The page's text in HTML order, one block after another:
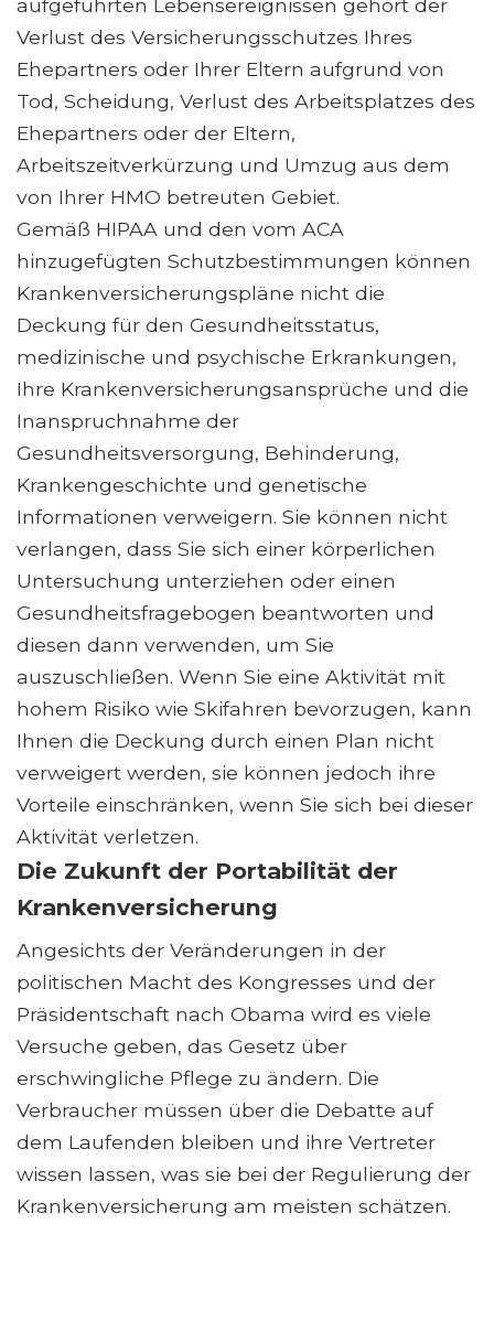
aufgeführten Lebensereignissen gehört der
Verlust des Versicherungsschutzes Ihres
Ehepartners oder Ihrer Eltern aufgrund von
Tod, Scheidung, Verlust des Arbeitsplatzes des
Ehepartners oder der Eltern,
Arbeitszeitverkürzung und Umzug aus dem
von Ihrer HMO betreuten Gebiet.
Gemäß HIPAA und den vom ACA
hinzugefügten Schutzbestimmungen können
Krankenversicherungspläne nicht die
Deckung für den Gesundheitsstatus,
medizinische und psychische Erkrankungen,
Ihre Krankenversicherungsansprüche und die
Inanspruchnahme der
Gesundheitsversorgung, Behinderung,
Krankengeschichte und genetische
Informationen verweigern. Sie können nicht
verlangen, dass Sie sich einer körperlichen
Untersuchung unterziehen oder einen
Gesundheitsfragebogen beantworten und
diesen dann verwenden, um Sie
auszuschließen. Wenn Sie eine Aktivität mit
hohem Risiko wie Skifahren bevorzugen, kann
Ihnen die Deckung durch einen Plan nicht
verweigert werden, sie können jedoch ihre
Vorteile einschränken, wenn Sie sich bei dieser
Aktivität verletzen.
Die Zukunft der Portabilität der
Krankenversicherung
Angesichts der Veränderungen in der
politischen Macht des Kongresses und der
Präsidentschaft nach Obama wird es viele
Versuche geben, das Gesetz über
erschwingliche Pflege zu ändern. Die
Verbraucher müssen über die Debatte auf
dem Laufenden bleiben und ihre Vertreter
wissen lassen, was sie bei der Regulierung der
Krankenversicherung am meisten schätzen.